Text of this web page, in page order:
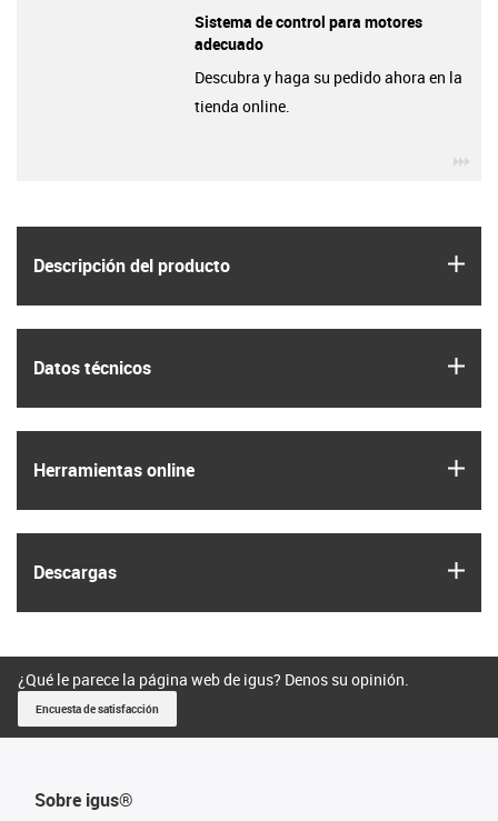
Descripción del producto
Datos técnicos
Herramientas online
Descargas
Sistema de control para motores
adecuado
Descubra y haga su pedido ahora en la
tienda online.
¿Qué le parece la página web de igus? Denos su opinión.
Encuesta de satisfacción
Sobre igus®